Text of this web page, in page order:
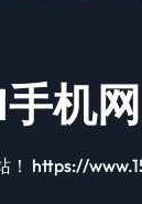
手机网
！ https://